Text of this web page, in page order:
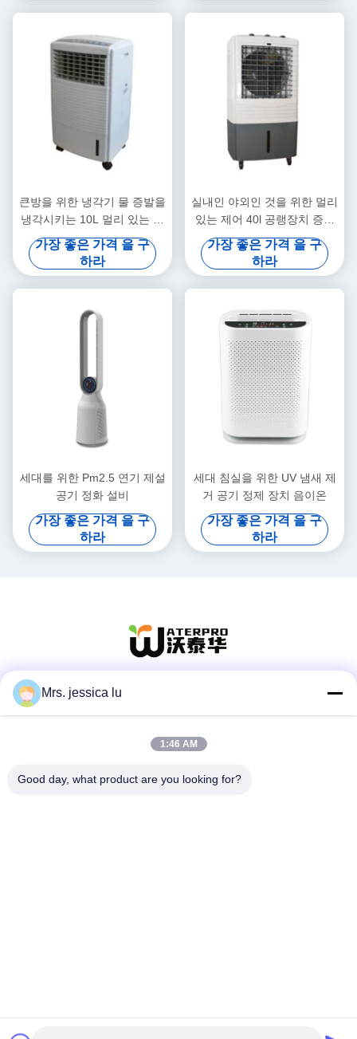
큰방을 위한 냉각기 물 증발을
냉각시키는 10L 멀리 있는 제
어 공기
가장 좋은 가격 을 구
하라
실내인 야외인 것을 위한 멀리
있는 제어 40l 공랭장치 증발
에 의한 포터블
가장 좋은 가격 을 구
하라
세대를 위한 Pm2.5 연기 제설
공기 정화 설비
가장 좋은 가격 을 구
하라
세대 침실을 위한 UV 냄새 제
거 공기 정제 장치 음이온
가장 좋은 가격 을 구
하라
빠른 연락
중국 좋은 품질 식수 충전기 공급자. 저작권 2023-2026 Shenzhen
Mrs. jessica lu
1:46 AM
Good day, what product are you looking for?